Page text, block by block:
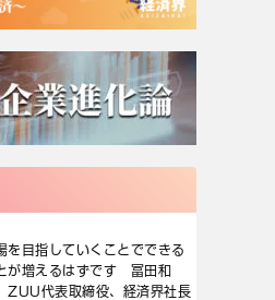
を目指していくことでできる
が増えるはずです 冨田和
代表取締役、経済界社長